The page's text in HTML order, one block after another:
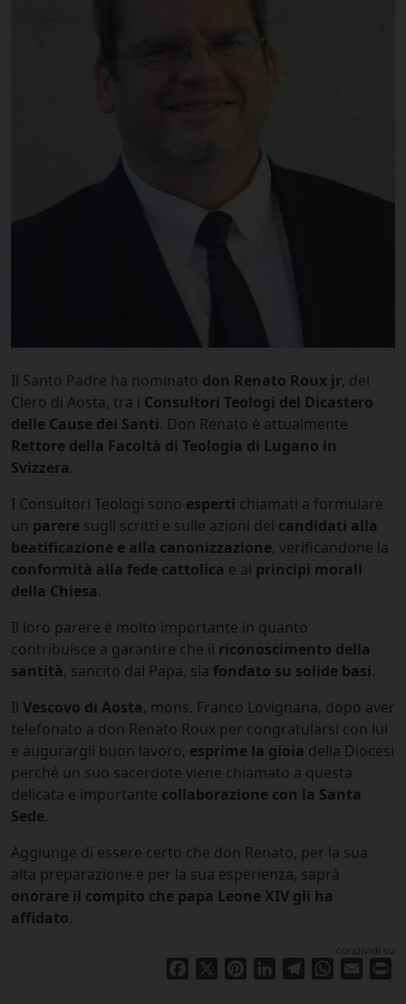
Il Santo Padre ha nominato don Renato Roux jr, del
Clero di Aosta, tra i Consultori Teologi del Dicastero
delle Cause dei Santi. Don Renato è attualmente
Rettore della Facoltà di Teologia di Lugano in
Svizzera.
I Consultori Teologi sono esperti chiamati a formulare
un parere sugli scritti e sulle azioni dei candidati alla
beatificazione e alla canonizzazione, verificandone la
conformità alla fede cattolica e ai principi morali
della Chiesa.
Il loro parere è molto importante in quanto
contribuisce a garantire che il riconoscimento della
santità, sancito dal Papa, sia fondato su solide basi.
Il Vescovo di Aosta, mons. Franco Lovignana, dopo aver
telefonato a don Renato Roux per congratularsi con lui
e augurargli buon lavoro, esprime la gioia della Diocesi
perché un suo sacerdote viene chiamato a questa
delicata e importante collaborazione con la Santa
Sede.
Aggiunge di essere certo che don Renato, per la sua
alta preparazione e per la sua esperienza, saprà
onorare il compito che papa Leone XIV gli ha
affidato.
condividi su
Facebook PinterestLinkedInTelegramWhatsApp
Email